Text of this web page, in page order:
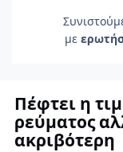
με
Πέφτει η
ρεύματος
ακριβότερη